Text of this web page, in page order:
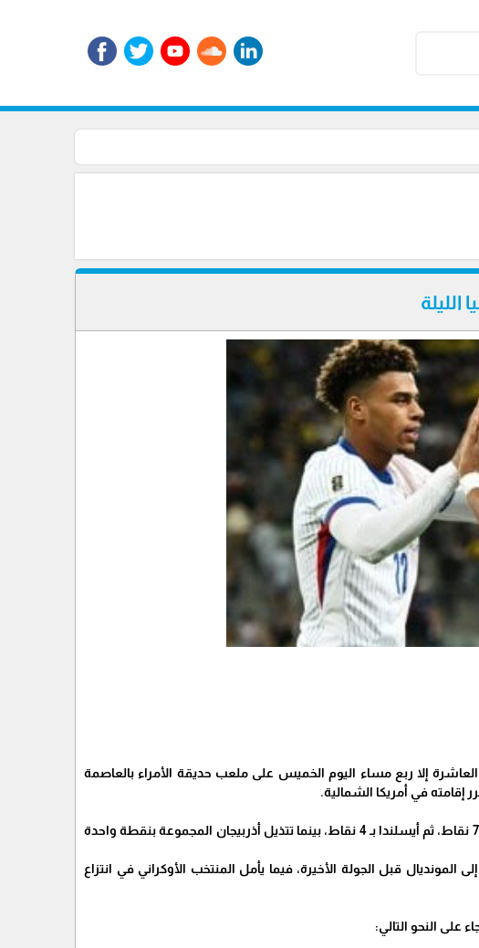
إلا ربع مساء اليوم الخميس على ملعب حديقة الأمراء بالعاصمة
يتصدر منتخب فرنسا جدول ترتيب المجموعة الرابعة برصيد 10 نقاط، يليه منتخب أوكرانيا بـ 7 نقاط، ثم أيسلندا بـ 4 نقاط، بينما تتذيل أذربيجان المجموعة بنقطة واحدة
قبل الجولة الأخيرة، فيما يأمل المنتخب الأوكراني في انتزاع
النحو التالي: